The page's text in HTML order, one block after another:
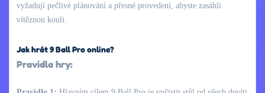
vyžadují pečlivé plánování a přesné provedení, abyste zasáhli
vítěznou kouli.
Jak hrát 9 Ball Pro online?
Pravidla hry: